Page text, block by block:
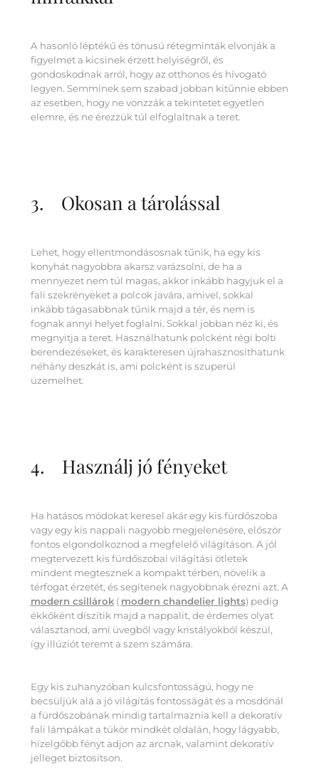
A hasonló léptékű és tónusú rétegminták elvonják a
figyelmet a kicsinek érzett helyiségről, és
gondoskodnak arról, hogy az otthonos és hívogató
legyen. Semminek sem szabad jobban kitűnnie ebben
az esetben, hogy ne vonzzák a tekintetet egyetlen
elemre, és ne érezzük túl elfoglaltnak a teret.
3. Okosan a tárolással
Lehet, hogy ellentmondásosnak tűnik, ha egy kis
konyhát nagyobbra akarsz varázsolni, de ha a
mennyezet nem túl magas, akkor inkább hagyjuk el a
fali szekrényeket a polcok javára, amivel, sokkal
inkább tágasabbnak tűnik majd a tér, és nem is
fognak annyi helyet foglalni. Sokkal jobban néz ki, és
megnyitja a teret. Használhatunk polcként régi bolti
berendezéseket, és karakteresen újrahasznosíthatunk
néhány deszkát is, ami polcként is szuperül
üzemelhet.
4. Használj jó fényeket
Ha hatásos módokat keresel akár egy kis fürdőszoba
vagy egy kis nappali nagyobb megjelenésére, először
fontos elgondolkoznod a megfelelő világításon. A jól
megtervezett kis fürdőszobai világítási ötletek
mindent megtesznek a kompakt térben, növelik a
térfogat érzetét, és segítenek nagyobbnak érezni azt. A
modern csillárok( modern chandelier lights) pedig
ékkőként díszítik majd a nappalit, de érdemes olyat
választanod, ami üvegből vagy kristályokból készül,
így illúziót teremt a szem számára.
Egy kis zuhanyzóban kulcsfontosságú, hogy ne
becsüljük alá a jó világítás fontosságát és a mosdónál
a fürdőszobának mindig tartalmaznia kell a dekoratív
fali lámpákat a tükör mindkét oldalán, hogy lágyabb,
hízelgőbb fényt adjon az arcnak, valamint dekoratív
jelleget biztosítson.